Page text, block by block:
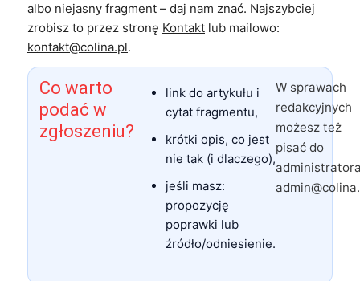
albo niejasny fragment – daj nam znać. Najszybciej
zrobisz to przez stronę Kontakt lub mailowo:
kontakt@colina.pl.
Co warto
podać w
zgłoszeniu?
link do artykułu i
cytat fragmentu,
krótki opis, co jest
nie tak (i dlaczego),
jeśli masz:
propozycję
poprawki lub
źródło/odniesienie.
W sprawach
redakcyjnych
możesz też
pisać do